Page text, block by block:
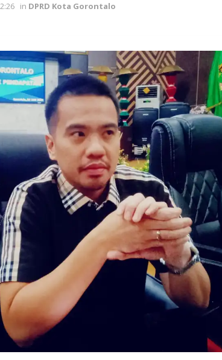
in DPRD Kota Gorontalo